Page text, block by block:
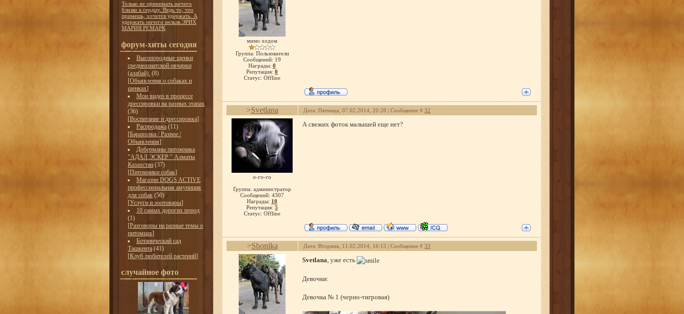
Только не принимать ничего
близко к сердцу. Ведь то, что
примешь, хочется удержать. А
удержать ничего нельзя.ЭРИХ
МАРИЯ РЕМАРК
форум-хиты сегодня
Высопородные щенки
среднеазиатской овчарки
(алабай). (8)
[Объявления о собаках и
щенках]
Мои видео в процессе
дрессировки на разных этапах
(36)
[Воспитание и дрессировка]
Распродажа (11)
[Барахолка / Разное /
Объявления]
Доберманы питомника
"АДАЛ ЭСКЕР " Алматы
Казахстан (37)
[Питомники собак]
Магазин DOGS ACTIVE
профессиональная амуниция
для собак (50)
[Услуги и зоотовары]
10 самых дорогих пород
(1)
[Разговоры на разные темы о
питомцах]
Ботанический сад
Ташкента (41)
[Клуб любителей растений]
случайное фото
мимо ходом
Группа: Пользователи
Сообщений: 19
Награды: 0
Репутация: 0
Статус: Offline
>Svetlana Дата: Пятница, 07.02.2014, 20:28 | Сообщение # 32
о-го-го
Группа: администратор
Сообщений: 4307
Награды: 10
Репутация: 5
Статус: Offline
А свежих фоток малышей еще нет?
>Shonika Дата: Вторник, 11.02.2014, 16:15 | Сообщение # 33
Svetlana, уже есть
Девочки:
Девочка № 1 (черно-тигровая)